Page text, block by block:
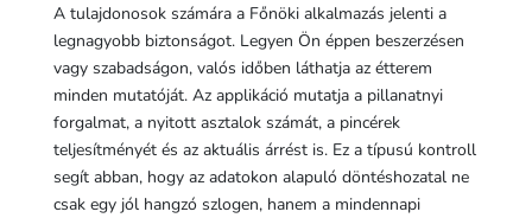
A tulajdonosok számára a Főnöki alkalmazás jelenti a
legnagyobb biztonságot. Legyen Ön éppen beszerzésen
vagy szabadságon, valós időben láthatja az étterem
minden mutatóját. Az applikáció mutatja a pillanatnyi
forgalmat, a nyitott asztalok számát, a pincérek
teljesítményét és az aktuális árrést is. Ez a típusú kontroll
segít abban, hogy az adatokon alapuló döntéshozatal ne
csak egy jól hangzó szlogen, hanem a mindennapi